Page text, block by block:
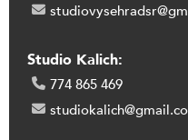
Studio Kalich:
774 865 469